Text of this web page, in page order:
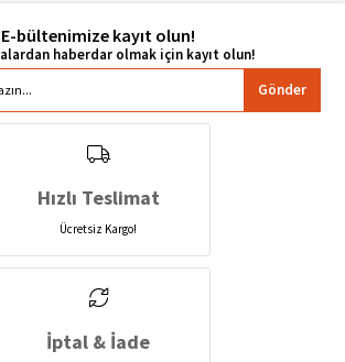
E-bültenimize kayıt olun!
Gönder
Hızlı Teslimat
Ücretsiz Kargo!
İptal & İade